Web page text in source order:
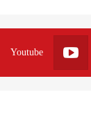
Youtube